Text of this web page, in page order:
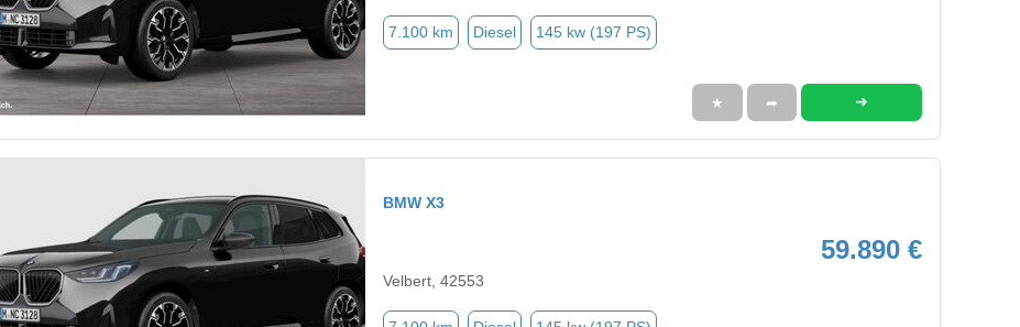
7.100 km Diesel 145 kw (197 PS)
★ ➦ ➜
BMW X3
59.890 €
Velbert, 42553